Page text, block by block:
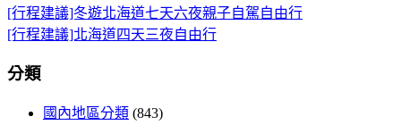
[行程建議]冬遊北海道七天六夜親子自駕自由行
[行程建議]北海道四天三夜自由行
分類
國內地區分類 (843)